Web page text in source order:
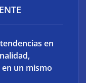
en
un mismo